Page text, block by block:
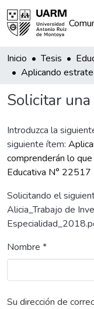
Inicio Tesis
Solicitar
Introduzca la
siguiente ítem:
comprenderán lo
Educativa N° 22517
Solicitando el
Alicia_Trabajo de
Nombre *
Su dirección de